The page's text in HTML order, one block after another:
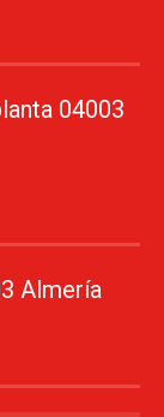
04003
Almería